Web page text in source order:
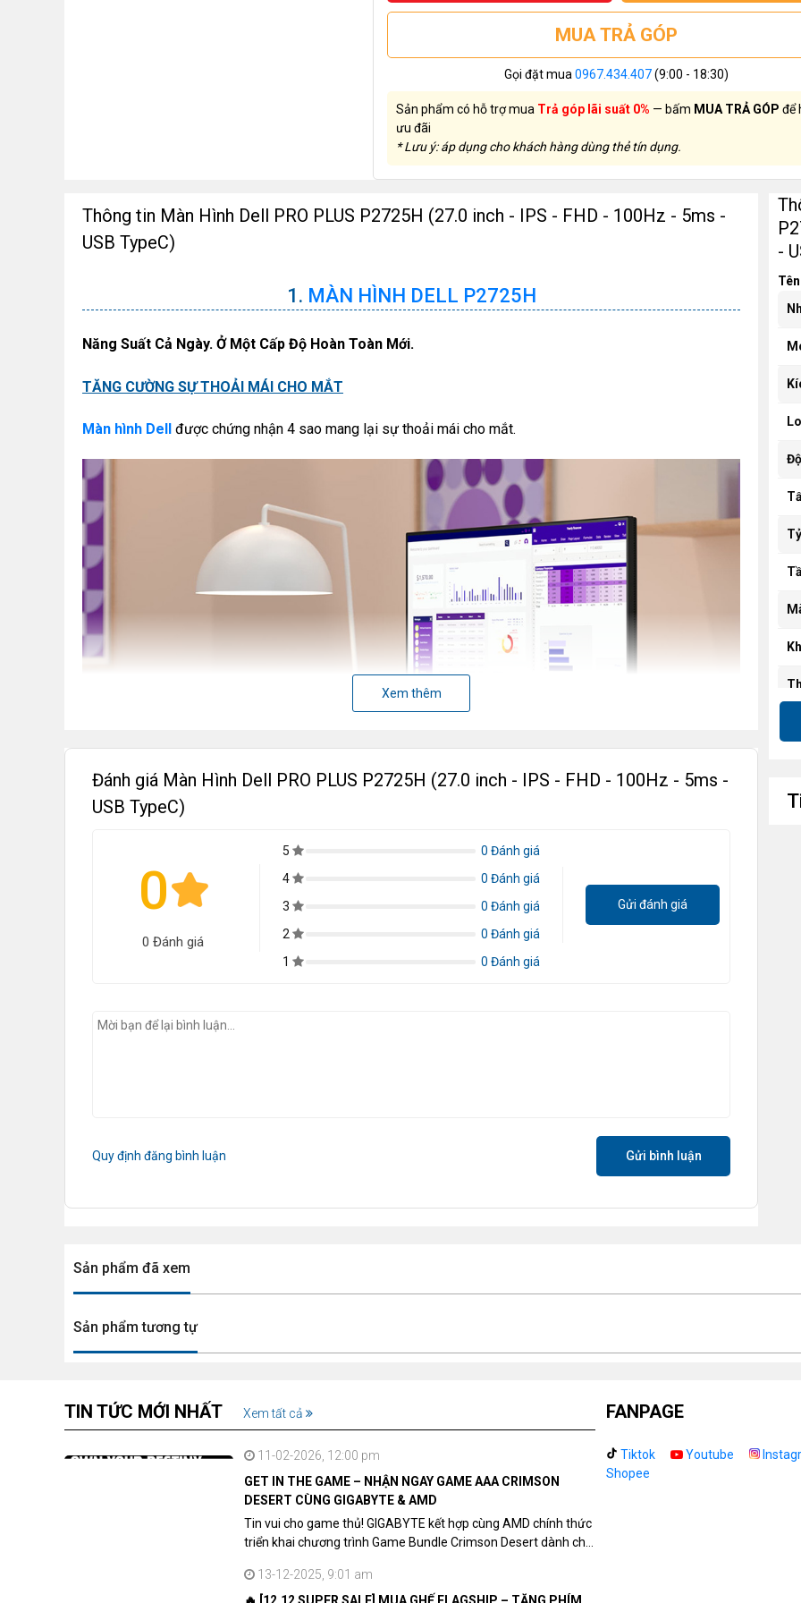
MUA TRẢ GÓP
Gọi đặt mua0967.434.407(9:00 - 18:30)
Sản phẩm có hỗ trợ mua Trả góp lãi suất 0% — bấm MUA TRẢ GÓP để
ưu đãi
* Lưu ý: áp dụng cho khách hàng dùng thẻ tín dụng.
Thông tin Màn Hình Dell PRO PLUS P2725H (27.0 inch - IPS - FHD - 100Hz - 5ms -
USB TypeC)
MÀN HÌNH DELL P2725H
Năng Suất Cả Ngày. Ở Một Cấp Độ Hoàn Toàn Mới.
TĂNG CƯỜNG SỰ THOẢI MÁI CHO MẮT
Màn hình Dell được chứng nhận 4 sao mang lại sự thoải mái cho mắt.
ComfortView Plus Được Cải Tiến
Giảm lượng phát thải ánh sáng xanh có hại xuống 35%, mang lại sự thoải mái cả ngày mà không làm mất
Làm Mới Tốc Độ
Sắc Màu Rực Rỡ
Xem thêm
Đánh giá Màn Hình Dell PRO PLUS P2725H (27.0 inch - IPS - FHD - 100Hz - 5ms -
USB TypeC)
0
0 Đánh giá
5
0 Đánh giá
4
0 Đánh giá
3
0 Đánh giá
2
0 Đánh giá
1
0 Đánh giá
Gửi đánh giá
Quy định đăng bình luận Gửi bình luận
-
Sản phẩm đã xem
Sản phẩm tương tự
TIN TỨC MỚI NHẤT Xem tất cả
11-02-2026, 12:00 pm
GET IN THE GAME – NHẬN NGAY GAME AAA CRIMSON
DESERT CÙNG GIGABYTE & AMD
Tin vui cho game thủ! GIGABYTE kết hợp cùng AMD chính thức
triển khai chương trình Game Bundle Crimson Desert dành cho
13-12-2025, 9:01 am
FANPAGE
Tiktok Youtube
Shopee